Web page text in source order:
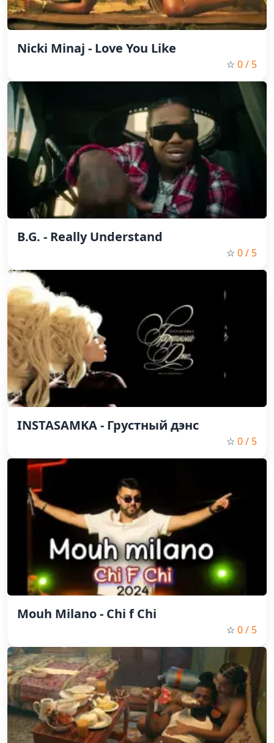
Nicki Minaj - Love You Like
☆ 0/ 5
B.G. - Really Understand
☆ 0/ 5
INSTASAMKA - Грустный дэнс
☆ 0/ 5
Mouh Milano - Chi f Chi
☆ 0/ 5